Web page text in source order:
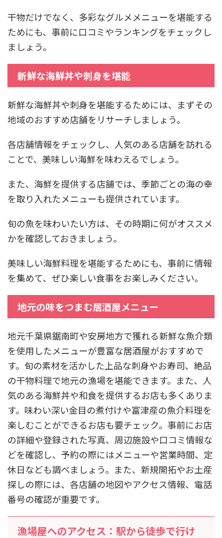
干物だけでなく、多彩なグルメメニューを堪能する
ためにも、事前に口コミやランキングをチェックし
ましょう。
新鮮な海鮮丼や刺身を堪能
新鮮な海鮮丼や刺身を堪能するためには、まずその
地域のおすすめ店舗をリサーチしましょう。
各店舗情報をチェックし、人気のある店舗を訪れる
ことで、美味しい海鮮を味わえるでしょう。
また、海鮮を提供する店舗では、季節ごとの海の幸
を取り入れたメニューも提供されています。
旬の魚を味わいたい方は、その時期に何がオススメ
かを確認しておきましょう。
美味しい海鮮料理を堪能するためにも、事前に情報
を集めて、ぜひ楽しい食事をお楽しみください。
地元の味をつまむ居酒屋メニュー
地元千葉県鋸南町や安房地方で獲れる新鮮な魚介類
を使用したメニューが豊富な居酒屋がおすすめで
す。旬の素材を活かした上品な刺身やお寿司、絶品
の干物料理で地元の漁場を堪能できます。また、人
気のある海鮮丼や和食を提供するお店も多くありま
す。味わい深い金目の煮付けや富津産の魚介料理を
楽しむことができるお店も要チェック。事前にお店
の詳細や登録された写真、周辺施設や口コミ情報な
どを確認し、予約の際にはメニューや営業時間、定
休日なども調べましょう。また、新規開拓やお土産
探しの際には、各店舗の地図やアクセス情報、電話
番号の確認が重要です。
漁場屋へのアクセス：駅から徒歩で行け